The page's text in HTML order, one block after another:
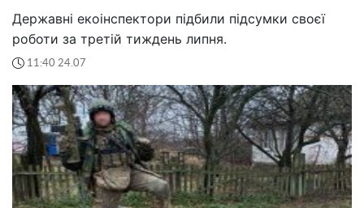
Державні екоінспектори підбили підсумки своєї
роботи за третій тиждень липня.
11:40 24.07